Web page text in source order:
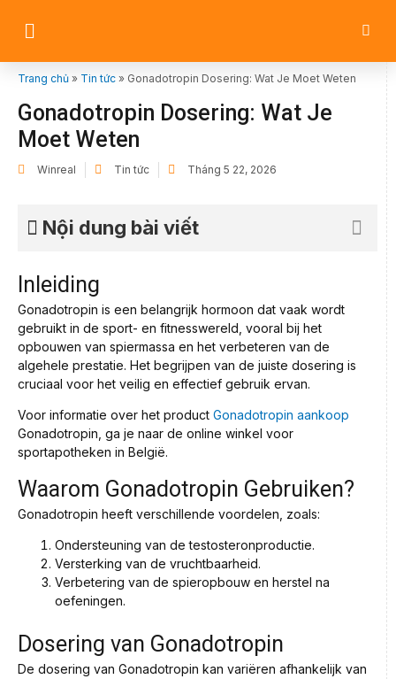
Trang chủ » Tin tức » Gonadotropin Dosering: Wat Je Moet Weten
Gonadotropin Dosering: Wat Je
Moet Weten
Winreal Tin tức Tháng 5 22, 2026
Nội dung bài viết
Inleiding
Gonadotropin is een belangrijk hormoon dat vaak wordt
gebruikt in de sport- en fitnesswereld, vooral bij het
opbouwen van spiermassa en het verbeteren van de
algehele prestatie. Het begrijpen van de juiste dosering is
cruciaal voor het veilig en effectief gebruik ervan.
Voor informatie over het product Gonadotropin аankoop
Gonadotropin, ga je naar de online winkel voor
sportapotheken in België.
Waarom Gonadotropin Gebruiken?
Gonadotropin heeft verschillende voordelen, zoals:
Ondersteuning van de testosteronproductie.
Versterking van de vruchtbaarheid.
Verbetering van de spieropbouw en herstel na
oefeningen.
Dosering van Gonadotropin
De dosering van Gonadotropin kan variëren afhankelijk van